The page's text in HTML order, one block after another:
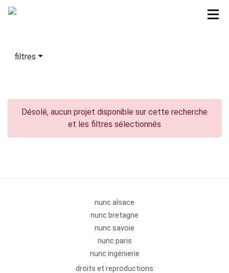
filtres
Désolé, aucun projet disponible sur cette recherche
et les filtres sélectionnés
nunc alsace
nunc bretagne
nunc savoie
nunc paris
nunc ingénierie
droits et reproductions